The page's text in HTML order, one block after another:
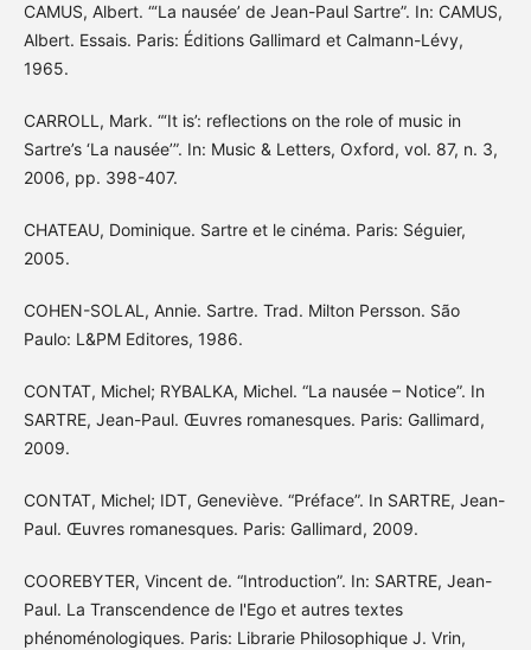
CAMUS, Albert. “‘La nausée’ de Jean-Paul Sartre”. In: CAMUS,
Albert. Essais. Paris: Éditions Gallimard et Calmann-Lévy,
1965.
CARROLL, Mark. “‘It is’: reflections on the role of music in
Sartre’s ‘La nausée’”. In: Music & Letters, Oxford, vol. 87, n. 3,
2006, pp. 398-407.
CHATEAU, Dominique. Sartre et le cinéma. Paris: Séguier,
2005.
COHEN-SOLAL, Annie. Sartre. Trad. Milton Persson. São
Paulo: L&PM Editores, 1986.
CONTAT, Michel; RYBALKA, Michel. “La nausée – Notice”. In
SARTRE, Jean-Paul. Œuvres romanesques. Paris: Gallimard,
2009.
CONTAT, Michel; IDT, Geneviève. “Préface”. In SARTRE, Jean-
Paul. Œuvres romanesques. Paris: Gallimard, 2009.
COOREBYTER, Vincent de. “Introduction”. In: SARTRE, Jean-
Paul. La Transcendence de l'Ego et autres textes
phénoménologiques. Paris: Librarie Philosophique J. Vrin,